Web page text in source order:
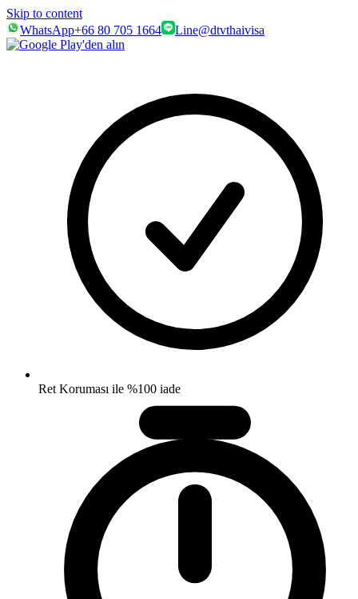
Skip to content
WhatsApp+66 80 705 1664 Line@dtvthaivisa
Ret Koruması ile %100 iade